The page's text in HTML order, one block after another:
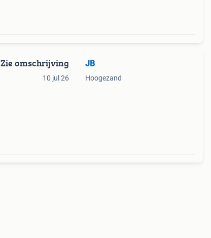
Zie omschrijving
10 jul 26
JB
Hoogezand